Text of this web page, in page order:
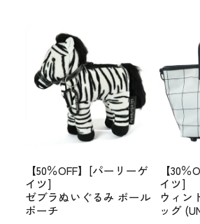
【50％OFF】[パーリーゲ
イツ]
ゼブラぬいぐるみ ボール
ポーチ
【30
イツ]
ウィン
ッグ